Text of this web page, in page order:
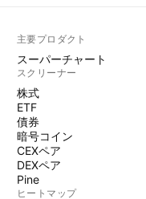
主要プロダクト
スーパーチャート
スクリーナー
株式
ETF
債券
暗号コイン
CEXペア
DEXペア
Pine
ヒートマップ